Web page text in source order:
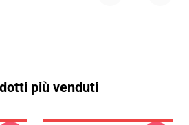
più venduti